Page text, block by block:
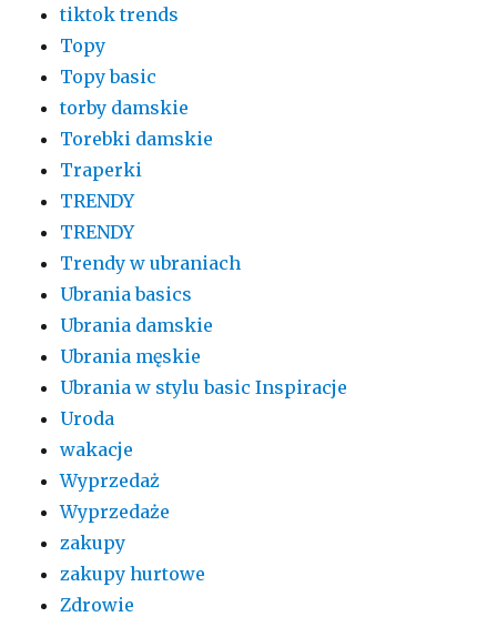
tiktok trends
Topy
Topy basic
torby damskie
Torebki damskie
Traperki
TRENDY
TRENDY
Trendy w ubraniach
Ubrania basics
Ubrania damskie
Ubrania męskie
Ubrania w stylu basic Inspiracje
Uroda
wakacje
Wyprzedaż
Wyprzedaże
zakupy
zakupy hurtowe
Zdrowie